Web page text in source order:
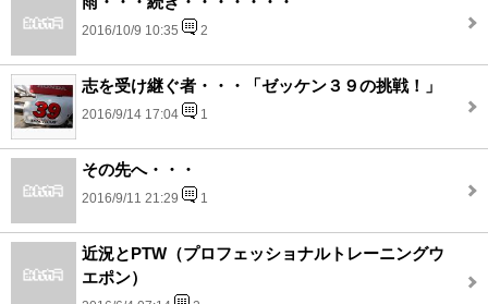
2016/10/9 10:35 2
志を受け継ぐ者・・・「ゼッケン３９の挑戦！」
2016/9/14 17:04 1
その先へ・・・
2016/9/11 21:29 1
近況とPTW（プロフェッショナルトレーニングウ
エポン）